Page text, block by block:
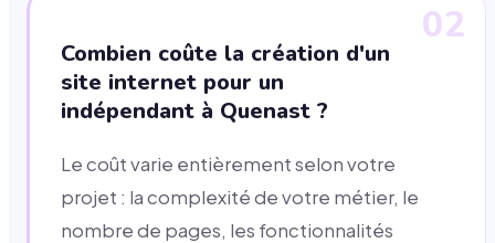
02
Combien coûte la création d'un
site internet pour un
indépendant à Quenast ?
Le coût varie entièrement selon votre
projet : la complexité de votre métier, le
nombre de pages, les fonctionnalités